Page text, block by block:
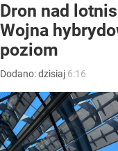
Dron nad
Wojna
poziom
Dodano:dzisiaj 6:16